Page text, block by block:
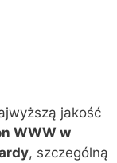
jakość
WWW w
, szczególną